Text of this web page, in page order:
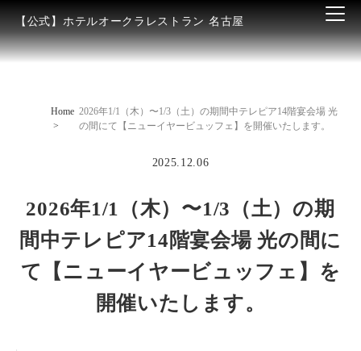
【公式】ホテルオークラレストラン 名古屋
Home 2026年1/1（木）〜1/3（土）の期間中テレピア14階宴会場 光
の間にて【ニューイヤービュッフェ】を開催いたします。
2025.12.06
2026年1/1（木）〜1/3（土）の期
間中テレピア14階宴会場 光の間に
て【ニューイヤービュッフェ】を
開催いたします。